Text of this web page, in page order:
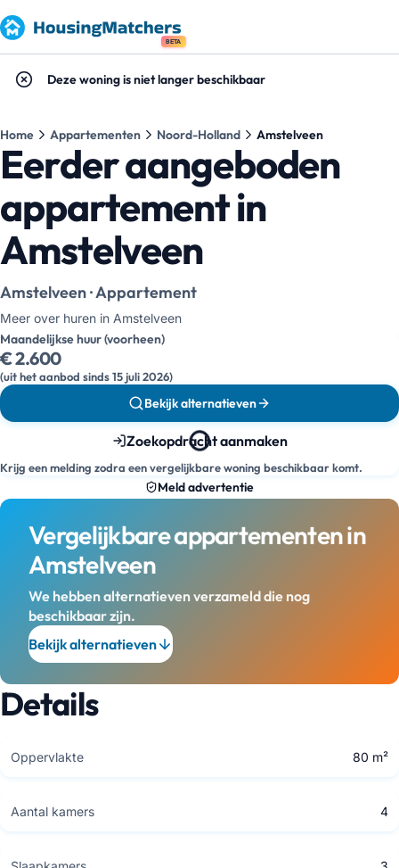
BETA
Deze woning is niet langer beschikbaar
Home Appartementen Noord-Holland Amstelveen
Eerder aangeboden
appartement in
Amstelveen
Amstelveen · Appartement
Meer over huren in Amstelveen
Maandelijkse huur (voorheen)
€ 2.600
(uit het aanbod sinds 15 juli 2026)
Bekijk alternatieven
Zoekopdracht aanmaken
Krijg een melding zodra een vergelijkbare woning beschikbaar komt.
Meld advertentie
Vergelijkbare appartementen in
Amstelveen
We hebben alternatieven verzameld die nog
beschikbaar zijn.
Bekijk alternatieven
Details
Oppervlakte 80 m²
Aantal kamers 4